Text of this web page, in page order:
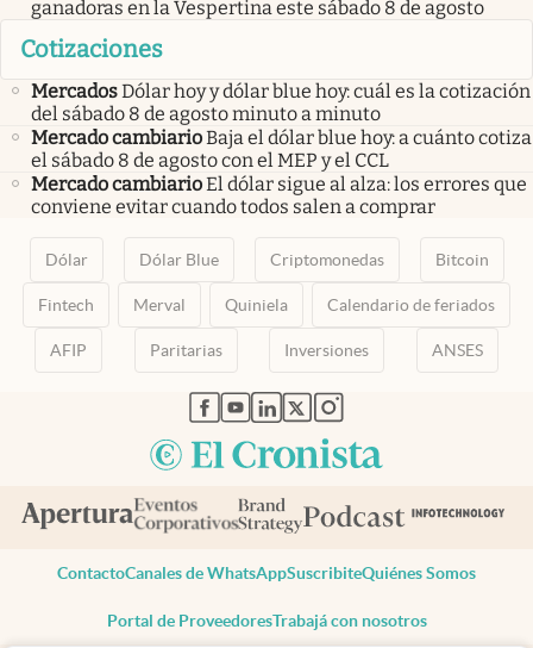
ganadoras en la Vespertina este sábado 8 de agosto
Cotizaciones
MercadosDólar hoy y dólar blue hoy: cuál es la cotización
del sábado 8 de agosto minuto a minuto
Mercado cambiarioBaja el dólar blue hoy: a cuánto cotiza
el sábado 8 de agosto con el MEP y el CCL
Mercado cambiarioEl dólar sigue al alza: los errores que
conviene evitar cuando todos salen a comprar
Dólar Dólar Blue Criptomonedas Bitcoin
Fintech Merval Quiniela Calendario de feriados
AFIP Paritarias Inversiones ANSES
abre en nueva pestaña
abre en nueva pestaña
abre en nueva pestaña
abre en nueva pestaña
abre en nueva pestaña
ContactoCanales de WhatsAppSuscribiteQuiénes Somos
Portal de ProveedoresTrabajá con nosotros